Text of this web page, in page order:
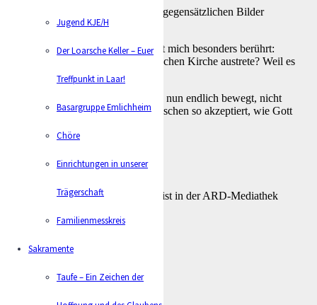
Jugend KJE/H
Der Loarsche Keller – Euer
Treffpunkt in Laar!
Basargruppe Emlichheim
Chöre
Einrichtungen in unserer
Trägerschaft
Familienmesskreis
Sakramente
Taufe – Ein Zeichen der
Es fällt mir schwer, die beiden so gegensätzlichen Bilder
zusammenzubekommen.
Eine Aussage aus dieser Doku hat mich besonders berührt:
„Warum ich nicht aus der katholischen Kirche austrete? Weil es
auch unsere Kirche ist!“
Ich hoffe, dass sich unsere Kirche nun endlich bewegt, nicht
mehr ausgrenzt, sondern alle Menschen so akzeptiert, wie Gott
Stephanie Hilberink
(Die Doku „Wie Gott uns schuf“ ist in der ARD-Mediathek